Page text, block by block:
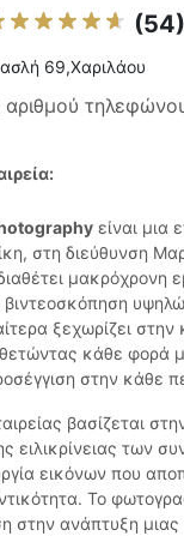
(54)
69,Χαριλάου
αριθμού
είναι μια
στη διεύθυνση
μακρόχρονη
ξεχωρίζει
κάθε φορά
στην κάθε
βασίζεται
ειλικρίνειας των
εικόνων που
Το
στην ανάπτυξη